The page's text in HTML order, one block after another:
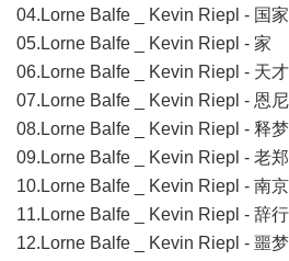
04.Lorne Balfe _ Kevin Riepl - 国
05.Lorne Balfe _ Kevin Riepl - 家
06.Lorne Balfe _ Kevin Riepl - 天
07.Lorne Balfe _ Kevin Riepl - 恩
08.Lorne Balfe _ Kevin Riepl - 释梦
09.Lorne Balfe _ Kevin Riepl - 老郑
10.Lorne Balfe _ Kevin Riepl - 南
11.Lorne Balfe _ Kevin Riepl - 辞行
12.Lorne Balfe _ Kevin Riepl - 噩梦